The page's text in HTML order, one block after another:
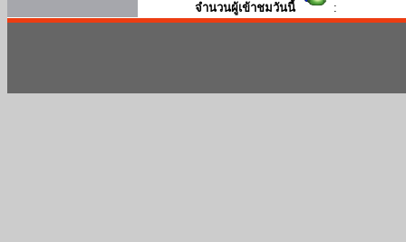
จำนวนผู้เข้าชมวันนี้ :